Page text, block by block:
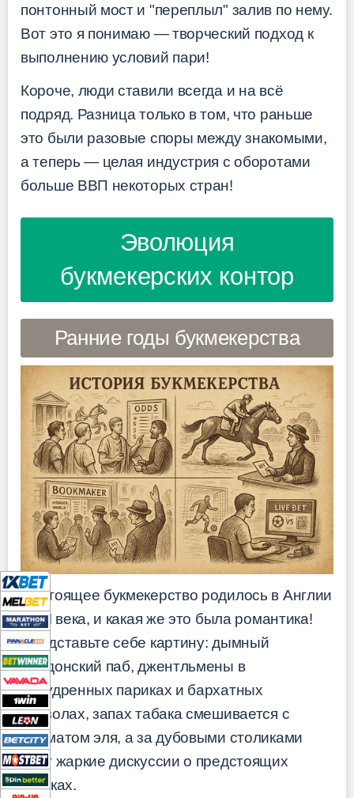
понтонный мост и "переплыл" залив по нему.
Вот это я понимаю — творческий подход к
выполнению условий пари!
Короче, люди ставили всегда и на всё
подряд. Разница только в том, что раньше
это были разовые споры между знакомыми,
а теперь — целая индустрия с оборотами
больше ВВП некоторых стран!
Эволюция
букмекерских контор
Ранние годы букмекерства
Настоящее букмекерство родилось в Англии
XVIII века, и какая же это была романтика!
Представьте себе картину: дымный
лондонский паб, джентльмены в
напудренных париках и бархатных
камзолах, запах табака смешивается с
ароматом эля, а за дубовыми столиками
идут жаркие дискуссии о предстоящих
скачках.